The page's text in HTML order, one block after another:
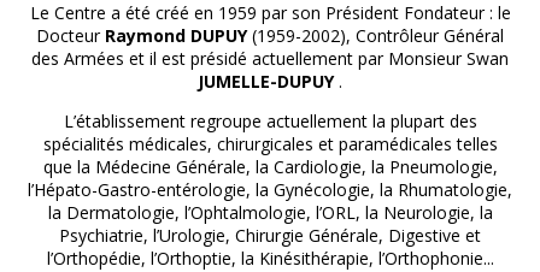
Le Centre a été créé en 1959 par son Président Fondateur : le
Docteur Raymond DUPUY(1959-2002), Contrôleur Général
des Armées et il est présidé actuellement par Monsieur Swan
JUMELLE-DUPUY .
L’établissement regroupe actuellement la plupart des
spécialités médicales, chirurgicales et paramédicales telles
que la Médecine Générale, la Cardiologie, la Pneumologie,
l’Hépato-Gastro-entérologie, la Gynécologie, la Rhumatologie,
la Dermatologie, l’Ophtalmologie, l’ORL, la Neurologie, la
Psychiatrie, l’Urologie, Chirurgie Générale, Digestive et
l’Orthopédie, l’Orthoptie, la Kinésithérapie, l’Orthophonie...